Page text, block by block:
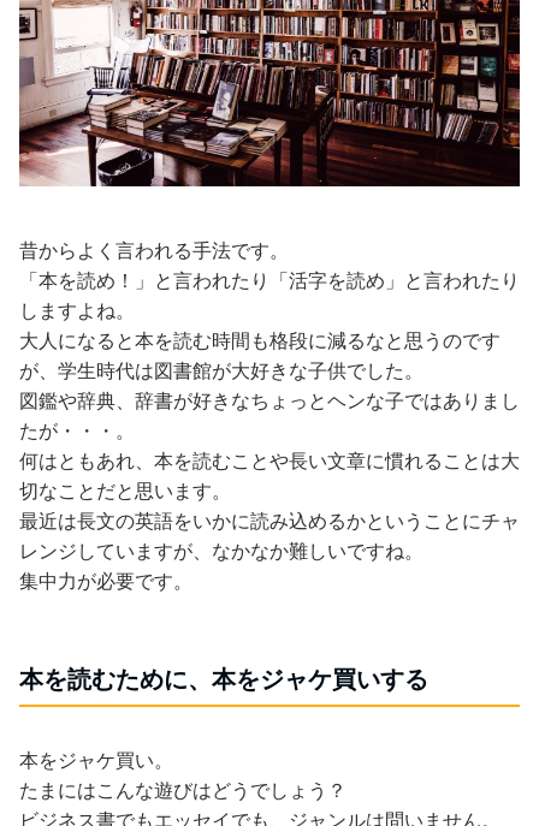
昔からよく言われる手法です。
「本を読め！」と言われたり「活字を読め」と言われたり
しますよね。
大人になると本を読む時間も格段に減るなと思うのです
が、学生時代は図書館が大好きな子供でした。
図鑑や辞典、辞書が好きなちょっとヘンな子ではありまし
たが・・・。
何はともあれ、本を読むことや長い文章に慣れることは大
切なことだと思います。
最近は長文の英語をいかに読み込めるかということにチャ
レンジしていますが、なかなか難しいですね。
集中力が必要です。
本を読むために、本をジャケ買いする
本をジャケ買い。
たまにはこんな遊びはどうでしょう？
ビジネス書でもエッセイでも、ジャンルは問いません。